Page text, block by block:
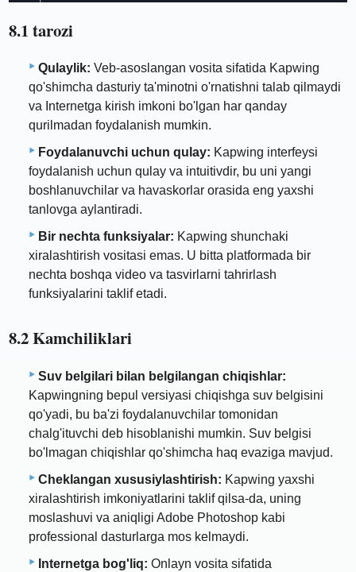
8.1 tarozi
Qulaylik: Veb-asoslangan vosita sifatida Kapwing
qo'shimcha dasturiy ta'minotni o'rnatishni talab qilmaydi
va Internetga kirish imkoni bo'lgan har qanday
qurilmadan foydalanish mumkin.
Foydalanuvchi uchun qulay: Kapwing interfeysi
foydalanish uchun qulay va intuitivdir, bu uni yangi
boshlanuvchilar va havaskorlar orasida eng yaxshi
tanlovga aylantiradi.
Bir nechta funksiyalar: Kapwing shunchaki
xiralashtirish vositasi emas. U bitta platformada bir
nechta boshqa video va tasvirlarni tahrirlash
funksiyalarini taklif etadi.
8.2 Kamchiliklari
Suv belgilari bilan belgilangan chiqishlar:
Kapwingning bepul versiyasi chiqishga suv belgisini
qo'yadi, bu ba'zi foydalanuvchilar tomonidan
chalg'ituvchi deb hisoblanishi mumkin. Suv belgisi
bo'lmagan chiqishlar qo'shimcha haq evaziga mavjud.
Cheklangan xususiylashtirish: Kapwing yaxshi
xiralashtirish imkoniyatlarini taklif qilsa-da, uning
moslashuvi va aniqligi Adobe Photoshop kabi
professional dasturlarga mos kelmaydi.
Internetga bog'liq: Onlayn vosita sifatida